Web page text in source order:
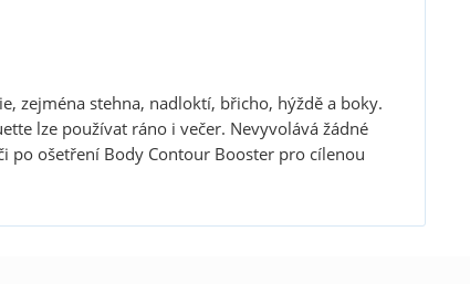
zejména stehna, nadloktí, břicho, hýždě a boky.
lze používat ráno i večer. Nevyvolává žádné
ošetření Body Contour Booster pro cílenou